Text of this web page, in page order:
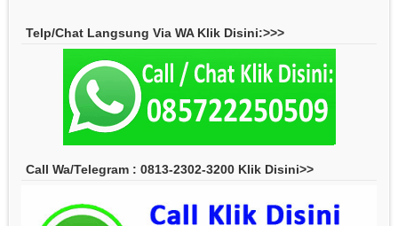
Telp/Chat Langsung Via WA Klik Disini:>>>
Call Wa/Telegram : 0813-2302-3200 Klik Disini>>